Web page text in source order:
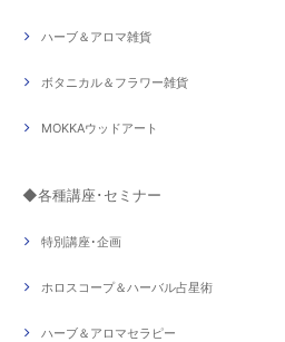
ハーブ＆アロマ雑貨
ボタニカル＆フラワー雑貨
MOKKAウッドアート
◆各種講座･セミナー
特別講座･企画
ホロスコープ＆ハーバル占星術
ハーブ＆アロマセラピー